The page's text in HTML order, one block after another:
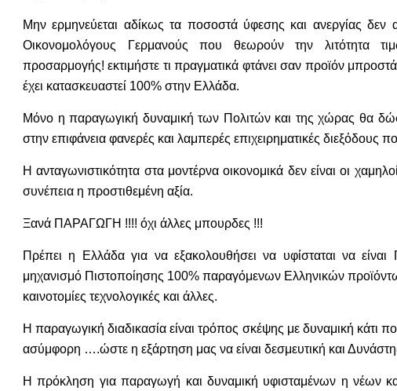
Μην ερμηνεύεται αδίκως τα ποσοστά ύφεσης και ανεργίας δεν
Οικονομολόγους Γερμανούς που θεωρούν την λιτότητα
προσαρμογής! εκτιμήστε τι πραγματικά φτάνει σαν προϊόν
έχει κατασκευαστεί 100% στην Ελλάδα.
Μόνο η παραγωγική δυναμική των Πολιτών και της χώρας θα
στην επιφάνεια φανερές και λαμπερές επιχειρηματικές διεξόδους
Η ανταγωνιστικότητα στα μοντέρνα οικονομικά δεν είναι οι
συνέπεια η προστιθεμένη αξία.
Ξανά ΠΑΡΑΓΩΓΗ !!!! όχι άλλες μπουρδες !!!
Πρέπει η Ελλάδα για να εξακολουθήσει να υφίσταται να
μηχανισμό Πιστοποίησης 100% παραγόμενων Ελληνικών
καινοτομίες τεχνολογικές και άλλες.
Η παραγωγική διαδικασία είναι τρόπος σκέψης με δυναμική κάτι
ασύμφορη ….ώστε η εξάρτηση μας να είναι δεσμευτική και
Η πρόκληση για παραγωγή και δυναμική υφισταμένων η νέων